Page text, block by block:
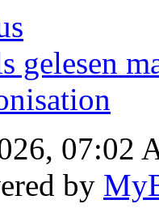
gelesen
07:02
by